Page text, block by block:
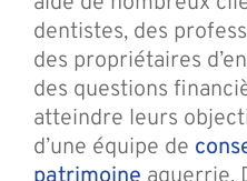
dentistes, des
des propriétaires
des questions
atteindre leurs
d’une équipe de